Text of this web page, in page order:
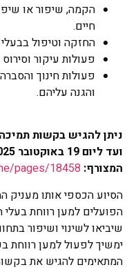
הקמה, שיפור או
חיים.
החזקה וטיפול בבעלי
פעולות עיקור
פעולות חינוך
והגנה עליהם.
המצורף: pages/18458
הסיוע הכספי אותו מעניק
הפועלים למען רווחת
שיביאו לשינוי ושיפור
ימשיך לפעול למען רווחת
המתאימים להגיש את